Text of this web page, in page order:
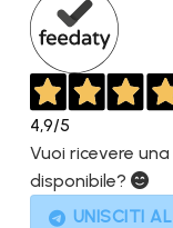
4,9/5
Vuoi ricevere
disponibile?
UNISCITI